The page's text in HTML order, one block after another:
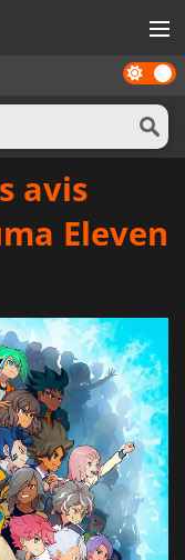
Dark
mode
avis
Eleven